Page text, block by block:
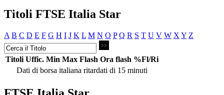
Titoli FTSE Italia Star
A B C D E F G H I J K L M N O P Q R S T U V W X Y Z
Titoli Uffic. Min Max Flash Ora flash %Fl/Ri
Dati di borsa italiana ritardati di 15 minuti